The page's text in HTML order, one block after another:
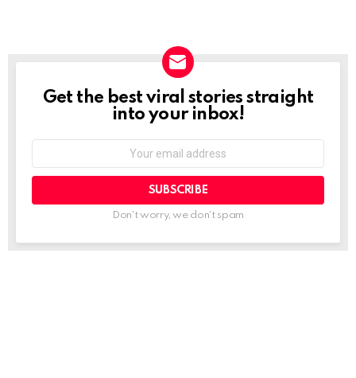
NEWSLETTER
Get the best viral stories straight
into your inbox!
Don't worry, we don't spam